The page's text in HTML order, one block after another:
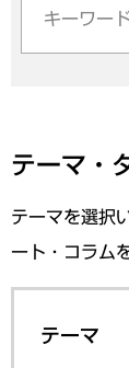
テーマ・
テーマを選択
ート・コラム
テーマ